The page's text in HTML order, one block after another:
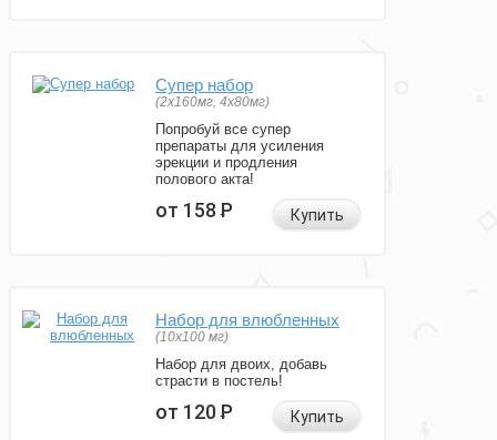
Супер набор
(2х160мг, 4х80мг)
Попробуй все супер
препараты для усиления
эрекции и продления
полового акта!
от 158Р Купить
Набор для влюбленных
(10х100 мг)
Набор для двоих, добавь
страсти в постель!
от 120Р Купить